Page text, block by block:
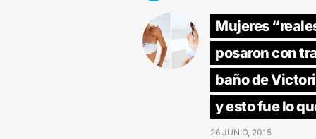
Mujeres
posaron con
baño de
y esto fue lo
26 JUNIO, 2015